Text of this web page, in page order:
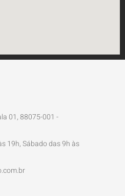
01, 88075-001 -
19h, Sábado das 9h às